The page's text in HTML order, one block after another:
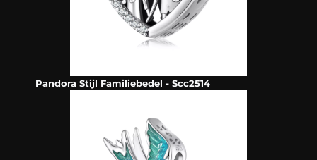
Pandora Stijl Familiebedel - Scc2514